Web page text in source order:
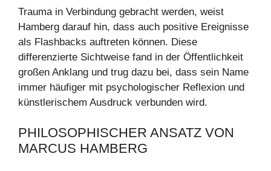
Trauma in Verbindung gebracht werden, weist
Hamberg darauf hin, dass auch positive Ereignisse
als Flashbacks auftreten können. Diese
differenzierte Sichtweise fand in der Öffentlichkeit
großen Anklang und trug dazu bei, dass sein Name
immer häufiger mit psychologischer Reflexion und
künstlerischem Ausdruck verbunden wird.
PHILOSOPHISCHER ANSATZ VON
MARCUS HAMBERG